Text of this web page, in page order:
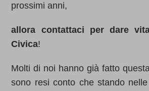
prossimi anni,
allora contattaci per dare
Civica!
Molti di noi hanno già fatto
sono resi conto che stando